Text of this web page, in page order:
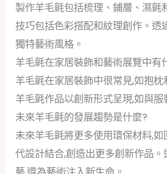
製作羊毛氈包括梳理、鋪層、濕氈
技巧包括色彩搭配和紋理創作。透
獨特藝術風格。
羊毛氈在家居裝飾和藝術展覽中有
羊毛氈在家居裝飾中很常見,如抱
羊毛氈作品以創新形式呈現,如與服
未來羊毛氈的發展趨勢是什麼?
未來羊毛氈將更多使用環保材料,
代設計結合,創造出更多創新作品